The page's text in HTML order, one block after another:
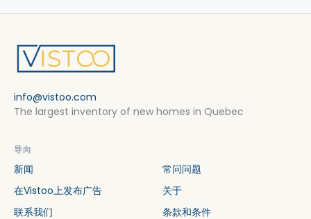
info@vistoo.com
The largest inventory of new homes in Quebec
导向
新闻
常问问题
在Vistoo上发布广告
关于
联系我们
条款和条件